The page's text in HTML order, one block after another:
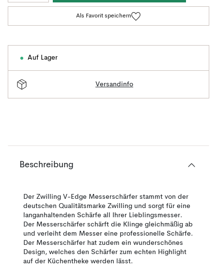
Als Favorit speichern
Auf Lager
Versandinfo
Beschreibung
Der Zwilling V-Edge Messerschärfer stammt von der
deutschen Qualitätsmarke Zwilling und sorgt für eine
langanhaltenden Schärfe all Ihrer Lieblingsmesser.
Der Messerschärfer schärft die Klinge gleichmäßig ab
und verleiht dem Messer eine professionelle Schärfe.
Der Messerschärfer hat zudem ein wunderschönes
Design, welches den Schärfer zum echten Highlight
auf der Küchentheke werden lässt.